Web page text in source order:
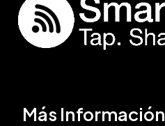
Más Información